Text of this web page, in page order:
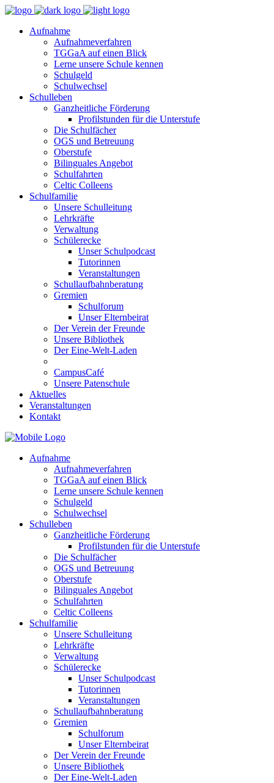
Aufnahme
Aufnahmeverfahren
TGGaA auf einen Blick
Lerne unsere Schule kennen
Schulgeld
Schulwechsel
Schulleben
Ganzheitliche Förderung
Profilstunden für die Unterstufe
Die Schulfächer
OGS und Betreuung
Oberstufe
Bilinguales Angebot
Schulfahrten
Celtic Colleens
Schulfamilie
Unsere Schulleitung
Lehrkräfte
Verwaltung
Schülerecke
Unser Schulpodcast
Tutorinnen
Veranstaltungen
Schullaufbahnberatung
Gremien
Schulforum
Unser Elternbeirat
Der Verein der Freunde
Unsere Bibliothek
Der Eine-Welt-Laden
CampusCafé
Unsere Patenschule
Aktuelles
Veranstaltungen
Kontakt
Aufnahme
Aufnahmeverfahren
TGGaA auf einen Blick
Lerne unsere Schule kennen
Schulgeld
Schulwechsel
Schulleben
Ganzheitliche Förderung
Profilstunden für die Unterstufe
Die Schulfächer
OGS und Betreuung
Oberstufe
Bilinguales Angebot
Schulfahrten
Celtic Colleens
Schulfamilie
Unsere Schulleitung
Lehrkräfte
Verwaltung
Schülerecke
Unser Schulpodcast
Tutorinnen
Veranstaltungen
Schullaufbahnberatung
Gremien
Schulforum
Unser Elternbeirat
Der Verein der Freunde
Unsere Bibliothek
Der Eine-Welt-Laden